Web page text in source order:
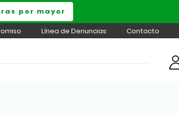
por mayor
Línea de Denuncias Contacto